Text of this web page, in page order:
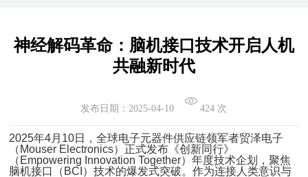
神经解码革命：脑机接口技术开启人机
共融新时代
发布日期：2025-04-10 424 次
2025年4月10日，全球电子元器件供应链领军者贸泽电子
（Mouser Electronics）正式发布《创新同行》
（Empowering Innovation Together）年度技术企划，聚焦
脑机接口（BCI）技术的爆发式突破。作为连接人类意识与